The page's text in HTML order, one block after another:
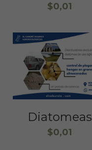
$0,01
Diatomeas
$0,01